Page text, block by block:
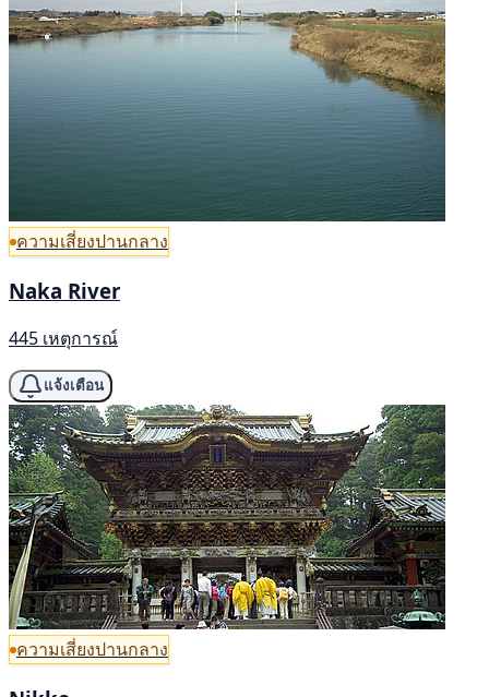
ความเสี่ยงปานกลาง
Naka River
445 เหตุการณ์
แจ้งเตือน
ความเสี่ยงปานกลาง